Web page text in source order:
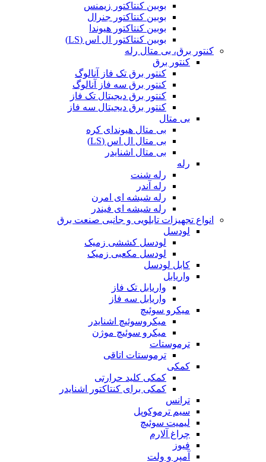
بوبین کنتاکتور زیمنس
بوبین کنتاکتور جنرال
بوبین کنتاکتور هیوندا
بوبین کنتاکتور ال اس (LS)
کنتور برق، بی متال رله
کنتور برق
کنتور برق تک فاز آنالوگ
کنتور برق سه فاز آنالوگ
کنتور برق دیجیتال تک فاز
کنتور برق دیجیتال سه فاز
بی متال
بی متال هیوندای کره
بی متال ال اس (LS)
بی متال اشنایدر
رله
رله شنت
رله آندر
رله شیشه ای امرن
رله شیشه ای فیندر
انواع تجهیزات تابلویی و جانبی صنعت برق
لودسل
لودسل کششی زمیک
لودسل مکعبی زمیک
کابل لودسل
واریابل
واریابل تک فاز
واریابل سه فاز
میکرو سوئیچ
میکروسوئیچ اشنایدر
میکرو سوئیچ موژن
ترموستات
ترموستات اتاقی
کمکی
کمکی کلید حرارتی
کمکی برای کنتاکتور اشنایدر
ترانس
سیم ترموکوپل
لیمیت سوئیچ
چراغ آلارم
فیوز
آمپر و ولت